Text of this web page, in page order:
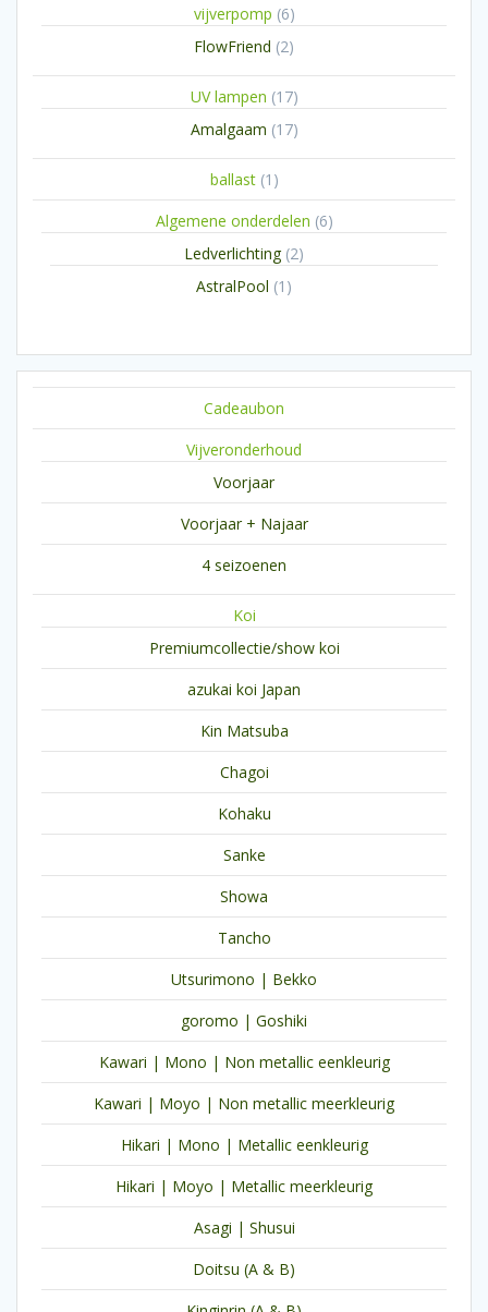
vijverpomp 66
FlowFriend 22
UV lampen 1717
Amalgaam 1717
ballast 1 1
product
Algemene onderdelen 66
Ledverlichting 22
AstralPool 1 1
Cadeaubon
Vijveronderhoud
Voorjaar
Voorjaar + Najaar
4 seizoenen
Koi
Premiumcollectie/show koi
azukai koi Japan
Kin Matsuba
Chagoi
Kohaku
Sanke
Showa
Tancho
Utsurimono | Bekko
goromo | Goshiki
Kawari | Mono | Non metallic eenkleurig
Kawari | Moyo | Non metallic meerkleurig
Hikari | Mono | Metallic eenkleurig
Hikari | Moyo | Metallic meerkleurig
Asagi | Shusui
Doitsu (A & B)